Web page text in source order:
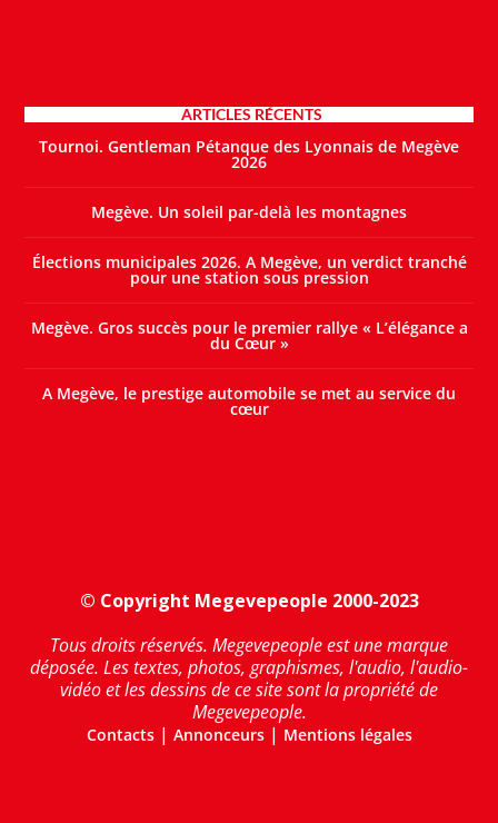
ARTICLES RÉCENTS
Tournoi. Gentleman Pétanque des Lyonnais de Megève
2026
Megève. Un soleil par-delà les montagnes
Élections municipales 2026. A Megève, un verdict tranché
pour une station sous pression
Megève. Gros succès pour le premier rallye « L’élégance a
du Cœur »
A Megève, le prestige automobile se met au service du
cœur
© Copyright Megevepeople 2000-2023
Tous droits réservés. Megevepeople est une marque
déposée. Les textes, photos, graphismes, l'audio, l'audio-
vidéo et les dessins de ce site sont la propriété de
Megevepeople.
Contacts| Annonceurs| Mentions légales